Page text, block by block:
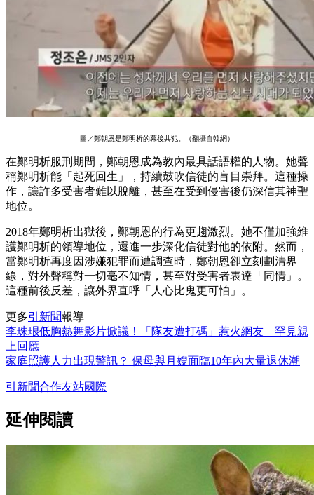
圖／鄭朝恩是鄭明析的幕後共犯。（翻攝自韓網）
在鄭明析服刑期間，鄭朝恩成為教內最具話語權的人物。她聲
稱鄭明析能「起死回生」，持續鼓吹信徒的盲目崇拜。這種操
作，讓許多受害者難以脫離，甚至在受到侵害後仍深信其神聖
地位。
2018年鄭明析出獄後，鄭朝恩的行為更趨激烈。她不僅加強維
護鄭明析的領導地位，還進一步深化信徒對他的依附。然而，
當鄭明析再度因涉嫌犯罪而遭調查時，鄭朝恩卻立刻劃清界
線，對外聲稱對一切毫不知情，甚至對受害者表達「同情」。
這種前後反差，讓外界直呼「人心比鬼更可怕」。
更多引新聞報導
李珠珢低胸熱舞影片掀議！「隊友遭打碼」惹火網友 罕見親
上回應
家庭照護人力出現警訊？ 保母與月嫂面臨10年內大量退休潮
引新聞合作友站國際
延伸閱讀